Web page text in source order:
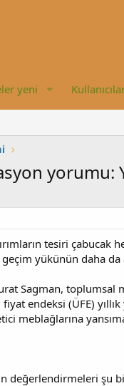
yeni
yorumu:
tesiri çabucak
yükünün daha da
Sagman, toplumsal
endeksi (ÜFE)
meblağlarına
değerlendirmeleri şu